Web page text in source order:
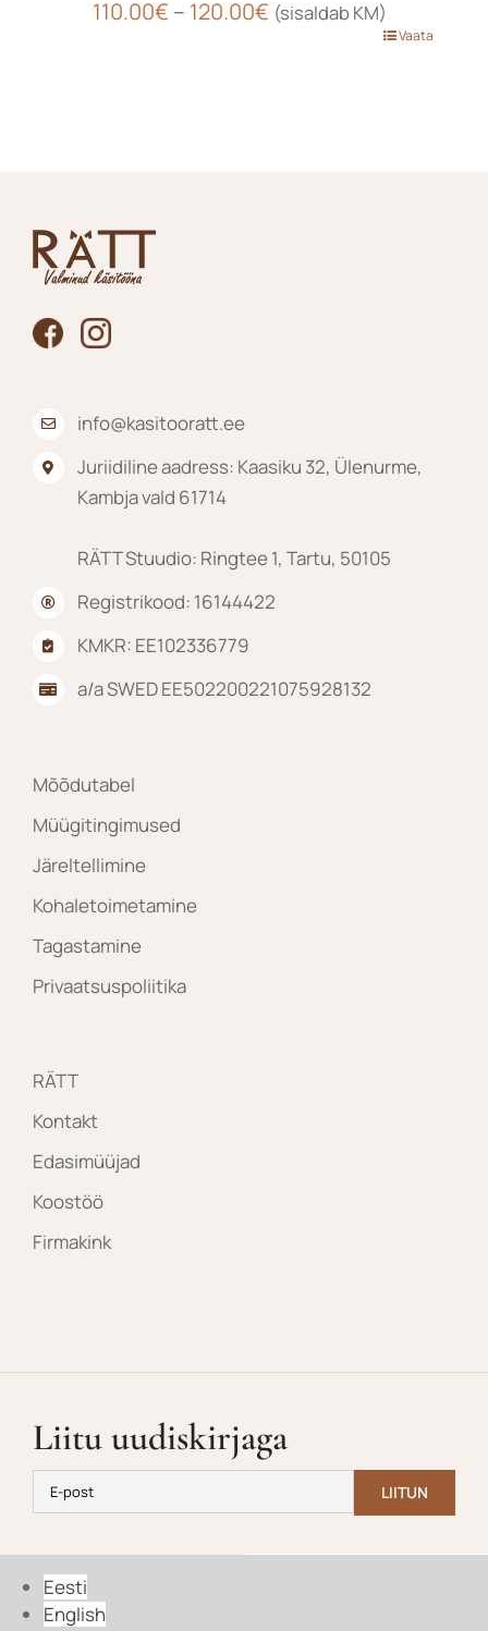
110.00€ – 120.00€Hinnavahemik:
110.00€
(sisaldab KM)
teha
tootelehel.
Vaata
info@kasitooratt.ee
Juriidiline aadress: Kaasiku 32, Ülenurme,
Kambja vald 61714
RÄTT Stuudio: Ringtee 1, Tartu, 50105
Registrikood: 16144422
KMKR: EE102336779
a/a SWED EE502200221075928132
Mõõdutabel
Müügitingimused
Järeltellimine
Kohaletoimetamine
Tagastamine
Privaatsuspoliitika
RÄTT
Kontakt
Edasimüüjad
Koostöö
Firmakink
Liitu uudiskirjaga
Eesti
English